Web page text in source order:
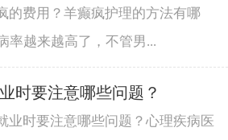
的费用？羊癫疯护理的方法有哪
率越来越高了，不管男...
时要注意哪些问题？
业时要注意哪些问题？心理疾病医